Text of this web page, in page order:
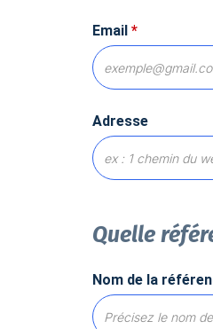
Email *
Adresse
Quelle
Nom de la